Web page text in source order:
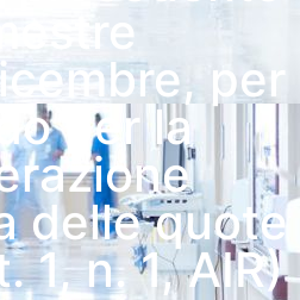
per
per la
delle quote
1, n. 1, AIR)